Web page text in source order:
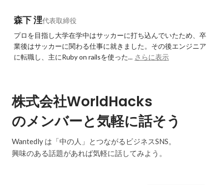
森下 浬代表取締役
プロを目指し大学在学中はサッカーに打ち込んでいたため、卒
業後はサッカーに関わる仕事に就きました。その後エンジニア
に転職し、主にRuby on railsを使った... さらに表示
株式会社WorldHacks
のメンバーと気軽に話そう
Wantedly は「中の人」とつながるビジネスSNS。
興味のある話題があれば気軽に話してみよう。